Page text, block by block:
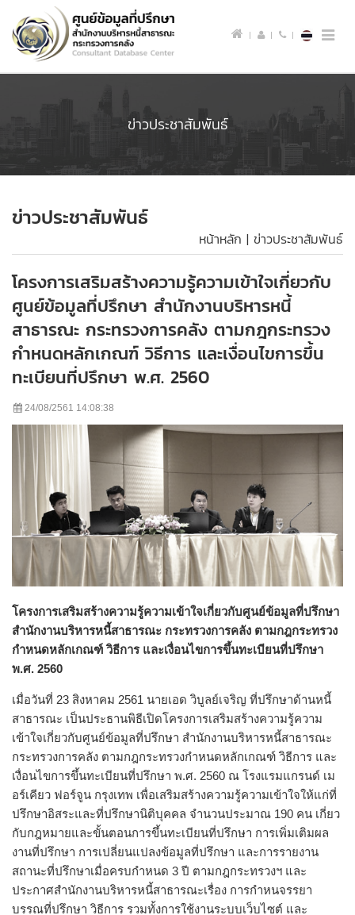
Toggle
ข่าวประชาสัมพันธ์
ข่าวประชาสัมพันธ์
หน้าหลัก | ข่าวประชาสัมพันธ์
โครงการเสริมสร้างความรู้ความเข้าใจเกี่ยวกับ
ศูนย์ข้อมูลที่ปรึกษา สำนักงานบริหารหนี้
สาธารณะ กระทรวงการคลัง ตามกฎกระทรวง
กำหนดหลักเกณฑ์ วิธีการ และเงื่อนไขการขึ้น
ทะเบียนที่ปรึกษา พ.ศ. 2560
24/08/2561 14:08:38
โครงการเสริมสร้างความรู้ความเข้าใจเกี่ยวกับศูนย์ข้อมูลที่ปรึกษา
สำนักงานบริหารหนี้สาธารณะ กระทรวงการคลัง ตามกฎกระทรวง
กำหนดหลักเกณฑ์ วิธีการ และเงื่อนไขการขึ้นทะเบียนที่ปรึกษา
พ.ศ. 2560
เมื่อวันที่ 23 สิงหาคม 2561 นายเอด วิบูลย์เจริญ ที่ปรึกษาด้านหนี้
สาธารณะ เป็นประธานพิธีเปิดโครงการเสริมสร้างความรู้ความ
เข้าใจเกี่ยวกับศูนย์ข้อมูลที่ปรึกษา สำนักงานบริหารหนี้สาธารณะ
กระทรวงการคลัง ตามกฎกระทรวงกำหนดหลักเกณฑ์ วิธีการ และ
เงื่อนไขการขึ้นทะเบียนที่ปรึกษา พ.ศ. 2560 ณ โรงแรมแกรนด์ เม
อร์เคียว ฟอร์จูน กรุงเทพ เพื่อเสริมสร้างความรู้ความเข้าใจให้แก่ที่
ปรึกษาอิสระและที่ปรึกษานิติบุคคล จำนวนประมาณ 190 คน เกี่ยว
กับกฎหมายและขั้นตอนการขึ้นทะเบียนที่ปรึกษา การเพิ่มเติมผล
งานที่ปรึกษา การเปลี่ยนแปลงข้อมูลที่ปรึกษา และการรายงาน
สถานะที่ปรึกษาเมื่อครบกำหนด 3 ปี ตามกฎกระทรวงฯ และ
ประกาศสำนักงานบริหารหนี้สาธารณะเรื่อง การกำหนจรรยา
บรรณที่ปรึกษา วิธีการ รวมทั้งการใช้งานระบบเว็บไซต์ และ